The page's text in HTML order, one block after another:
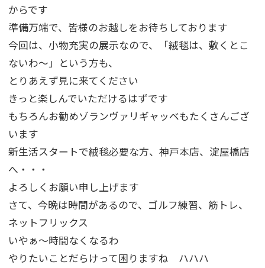
からです
準備万端で、皆様のお越しをお待ちしております
今回は、小物充実の展示なので、「絨毯は、敷くとこ
ないわ～」という方も、
とりあえず見に来てください
きっと楽しんでいただけるはずです
もちろんお勧めゾランヴァリギャッベもたくさんござ
います
新生活スタートで絨毯必要な方、神戸本店、淀屋橋店
へ・・・
よろしくお願い申し上げます
さて、今晩は時間があるので、ゴルフ練習、筋トレ、
ネットフリックス
いやぁ～時間なくなるわ
やりたいことだらけって困りますね ハハハ